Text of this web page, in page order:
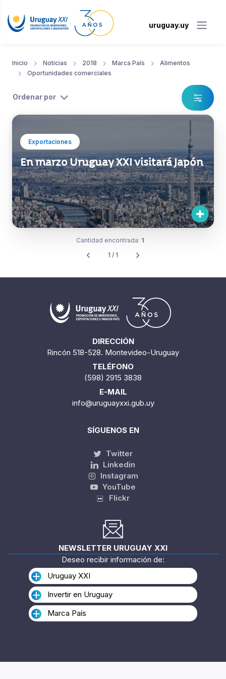
uruguay.uy
Inicio Noticias 2018 Marca País
Alimentos
Oportunidades comerciales
Ordenar por
Exportaciones
En marzo Uruguay XXI visitará Japón
Cantidad encontrada: 1
1 / 1
DIRECCIÓN
Rincón 518-528. Montevideo-Uruguay
TELÉFONO
(598) 2915 3838
E-MAIL
info@uruguayxxi.gub.uy
SÍGUENOS EN
Twitter
Linkedin
Instagram
YouTube
Flickr
NEWSLETTER URUGUAY XXI
Deseo recibir información de:
Uruguay XXI
Invertir en Uruguay
Marca País